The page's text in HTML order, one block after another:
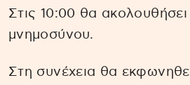
Στις 10:00 θα
μνημοσύνου.
Στη συνέχεια θα